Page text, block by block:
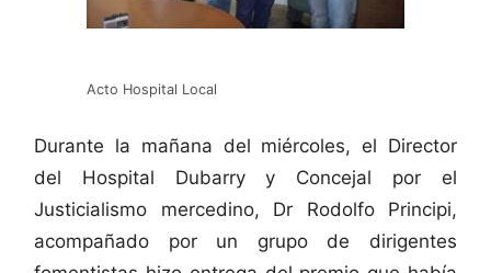
Acto Hospital Local
Durante la mañana del miércoles, el Director
del Hospital Dubarry y Concejal por el
Justicialismo mercedino, Dr Rodolfo Principi,
acompañado por un grupo de dirigentes